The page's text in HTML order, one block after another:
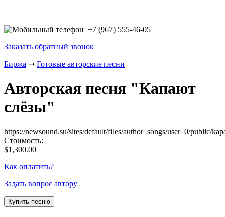
+7 (967) 555-46-05
Заказать обратный звонок
Биржа ➝ Готовые авторские песни
Авторская песня "Капают
слёзы"
https://newsound.su/sites/default/files/author_songs/user_0/public/
Стоимость:
$1,300.00
Как оплатить?
Задать вопрос автору